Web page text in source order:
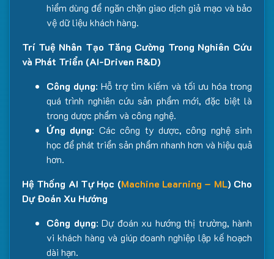
hiểm dùng để ngăn chặn giao dịch giả mạo và bảo
vệ dữ liệu khách hàng.
Trí Tuệ Nhân Tạo Tăng Cường Trong Nghiên Cứu
và Phát Triển (AI-Driven R&D)
Công dụng: Hỗ trợ tìm kiếm và tối ưu hóa trong
quá trình nghiên cứu sản phẩm mới, đặc biệt là
trong dược phẩm và công nghệ.
Ứng dụng: Các công ty dược, công nghệ sinh
học để phát triển sản phẩm nhanh hơn và hiệu quả
hơn.
Hệ Thống AI Tự Học (Machine Learning – ML) Cho
Dự Đoán Xu Hướng
Công dụng: Dự đoán xu hướng thị trường, hành
vi khách hàng và giúp doanh nghiệp lập kế hoạch
dài hạn.